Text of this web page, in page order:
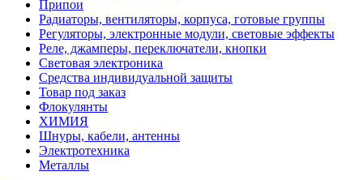
Припои
Радиаторы, вентиляторы, корпуса, готовые группы
Регуляторы, электронные модули, световые эффекты
Реле, джамперы, переключатели, кнопки
Световая электроника
Средства индивидуальной защиты
Товар под заказ
Флокулянты
ХИМИЯ
Шнуры, кабели, антенны
Электротехника
Металлы